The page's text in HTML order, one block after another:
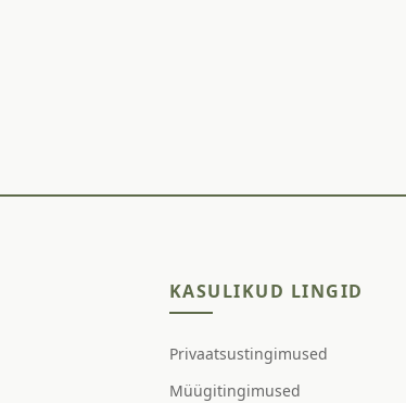
KASULIKUD LINGID
Privaatsustingimused
Müügitingimused